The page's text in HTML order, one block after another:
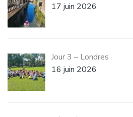
17 juin 2026
Jour 3 – Londres
16 juin 2026